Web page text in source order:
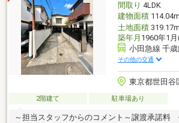
間取り 4LDK
建物面積114.04m
土地面積319.17m
築年月 1960年1
小田急線 千
その他の交通
東京都世田谷
2階建て 駐車場あり
～担当スタッフからのコメント～譲渡承諾料